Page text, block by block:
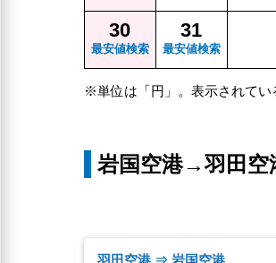
30
最安値検索
31
最安値検索
※単位は「円」。表示されてい
岩国空港→羽田空